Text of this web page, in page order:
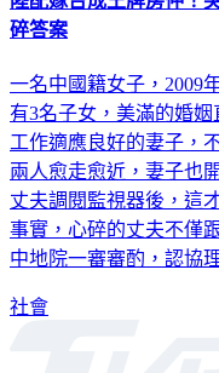
碎答案
一名中國籍女子，2009
有3名子女，美滿的婚姻
工作適應良好的妻子，
兩人愈走愈近，妻子也
丈夫調閱監視器後，這
事實，心碎的丈夫不僅
中地院一審審酌，認協
社會